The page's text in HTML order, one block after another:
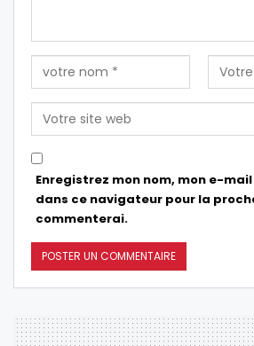
Enregistrez mon nom, mon e-
dans ce navigateur pour la
commenterai.